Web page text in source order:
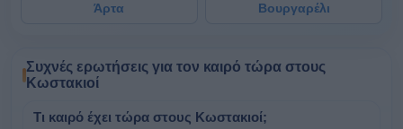
Άρτα Βουργαρέλι
Συχνές ερωτήσεις για τον καιρό τώρα στους
Κωστακιοί
Τι καιρό έχει τώρα στους Κωστακιοί;